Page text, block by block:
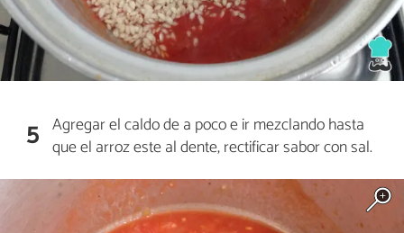
5 Agregar el caldo de a poco e ir mezclando hasta
que el arroz este al dente, rectificar sabor con sal.